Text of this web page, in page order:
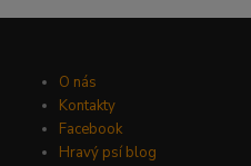
O nás
Kontakty
Facebook
Hravý psí blog